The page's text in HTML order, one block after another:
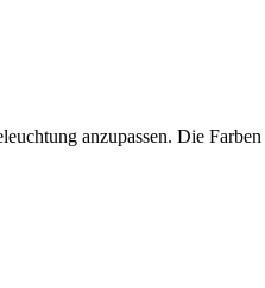
anzupassen. Die